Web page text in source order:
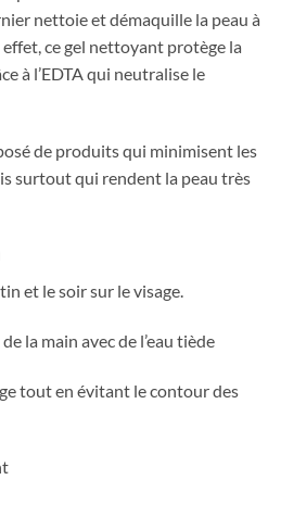
nettoie et démaquille la peau à
effet, ce gel nettoyant protège la
à l’EDTA qui neutralise le
de produits qui minimisent les
surtout qui rendent la peau très
et le soir sur le visage.
la main avec de l’eau tiède
tout en évitant le contour des